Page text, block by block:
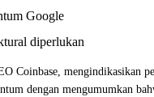
Google
diperlukan
Coinbase, mengindikasikan
dengan mengumumkan